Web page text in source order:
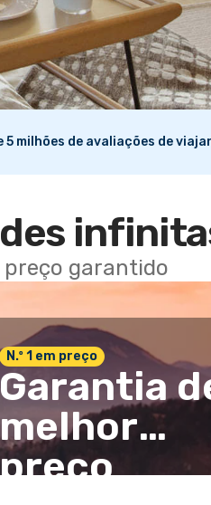
5 milhões de avaliações de
preço garantido
N.º 1 em preço
Garantia
melhor
preço